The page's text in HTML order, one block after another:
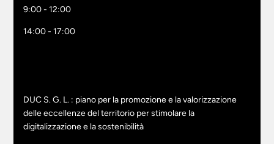
9:00 - 12:00
14:00 - 17:00
DUC S. G. L. : piano per la promozione e la valorizzazione
delle eccellenze del territorio per stimolare la
digitalizzazione e la sostenibilità